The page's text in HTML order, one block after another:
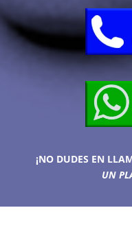
¡NO DUDES EN
UN